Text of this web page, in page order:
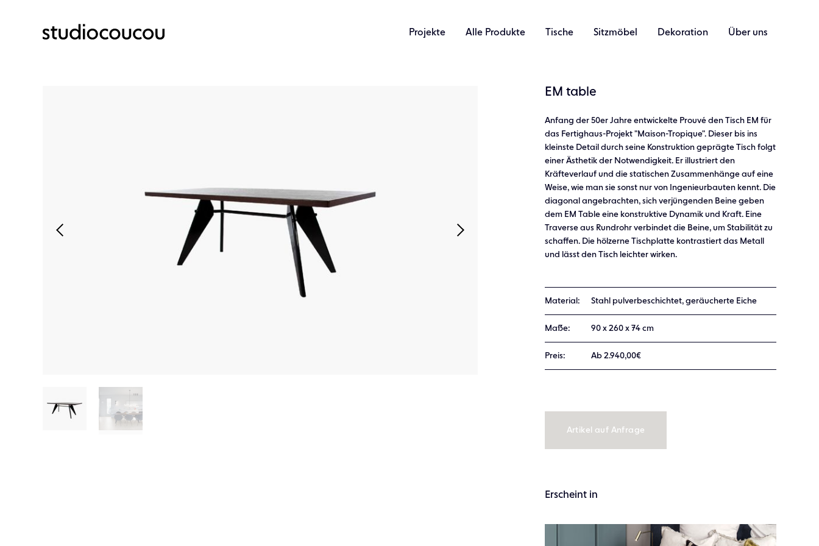
Projekte Alle Produkte Tische Sitzmöbel Dekoration Über uns
EM table
Anfang der 50er Jahre entwickelte Prouvé den Tisch EM für
das Fertighaus-Projekt "Maison-Tropique". Dieser bis ins
kleinste Detail durch seine Konstruktion geprägte Tisch folgt
einer Ästhetik der Notwendigkeit. Er illustriert den
Kräfteverlauf und die statischen Zusammenhänge auf eine
Weise, wie man sie sonst nur von Ingenieurbauten kennt. Die
diagonal angebrachten, sich verjüngenden Beine geben
dem EM Table eine konstruktive Dynamik und Kraft. Eine
Traverse aus Rundrohr verbindet die Beine, um Stabilität zu
schaffen. Die hölzerne Tischplatte kontrastiert das Metall
und lässt den Tisch leichter wirken.
Material: Stahl pulverbeschichtet, geräucherte Eiche
Maße: 90 x 260 x 74 cm
Preis: Ab 2.940,00€
Artikel auf Anfrage
Erscheint in